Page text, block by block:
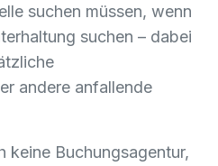
suchen müssen, wenn
suchen – dabei
andere anfallende
keine Buchungsagentur,